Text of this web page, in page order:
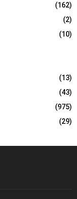
(162)
(2)
(10)
(13)
(43)
(975)
(29)